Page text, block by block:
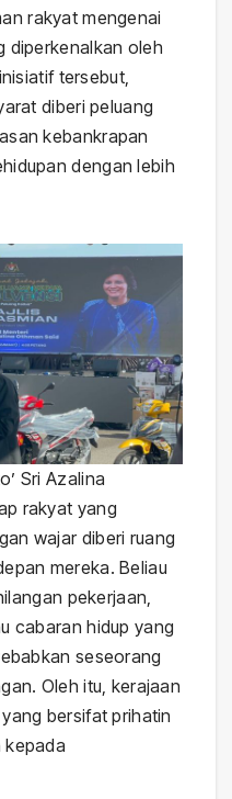
rakyat mengenai
diperkenalkan oleh
tersebut,
diberi peluang
kebankrapan
dengan lebih
Sri Azalina
rakyat yang
wajar diberi ruang
mereka. Beliau
pekerjaan,
cabaran hidup yang
seseorang
Oleh itu, kerajaan
bersifat prihatin
kepada